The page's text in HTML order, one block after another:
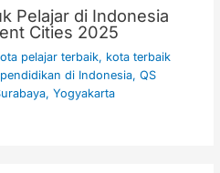
Pelajar di Indonesia
Cities 2025
pelajar terbaik, kota terbaik
pendidikan di Indonesia, QS
, Yogyakarta